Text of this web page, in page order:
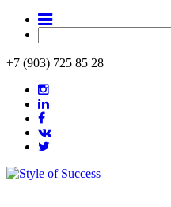
+7 (903) 725 85 28